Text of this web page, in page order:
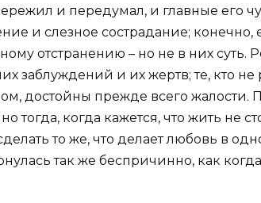
и передумал, и главные его
и слезное сострадание; конечно,
отстранению – но не в них суть.
заблуждений и их жертв; те, кто не
достойны прежде всего жалости.
тогда, когда кажется, что жить не
то же, что делает любовь в
так же беспричинно, как